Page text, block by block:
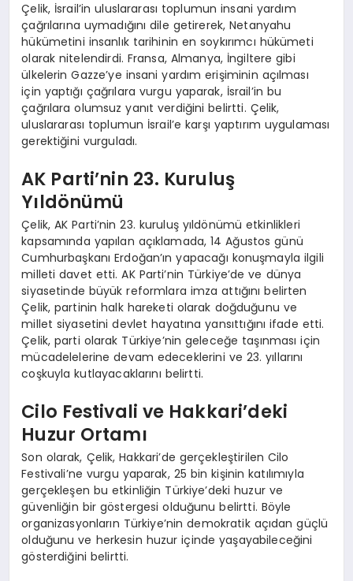
Çelik, İsrail’in uluslararası toplumun insani yardım
çağrılarına uymadığını dile getirerek, Netanyahu
hükümetini insanlık tarihinin en soykırımcı hükümeti
olarak nitelendirdi. Fransa, Almanya, İngiltere gibi
ülkelerin Gazze’ye insani yardım erişiminin açılması
için yaptığı çağrılara vurgu yaparak, İsrail’in bu
çağrılara olumsuz yanıt verdiğini belirtti. Çelik,
uluslararası toplumun İsrail’e karşı yaptırım uygulaması
gerektiğini vurguladı.
AK Parti’nin 23. Kuruluş
Yıldönümü
Çelik, AK Parti’nin 23. kuruluş yıldönümü etkinlikleri
kapsamında yapılan açıklamada, 14 Ağustos günü
Cumhurbaşkanı Erdoğan’ın yapacağı konuşmayla ilgili
milleti davet etti. AK Parti’nin Türkiye’de ve dünya
siyasetinde büyük reformlara imza attığını belirten
Çelik, partinin halk hareketi olarak doğduğunu ve
millet siyasetini devlet hayatına yansıttığını ifade etti.
Çelik, parti olarak Türkiye’nin geleceğe taşınması için
mücadelelerine devam edeceklerini ve 23. yıllarını
coşkuyla kutlayacaklarını belirtti.
Cilo Festivali ve Hakkari’deki
Huzur Ortamı
Son olarak, Çelik, Hakkari’de gerçekleştirilen Cilo
Festivali’ne vurgu yaparak, 25 bin kişinin katılımıyla
gerçekleşen bu etkinliğin Türkiye’deki huzur ve
güvenliğin bir göstergesi olduğunu belirtti. Böyle
organizasyonların Türkiye’nin demokratik açıdan güçlü
olduğunu ve herkesin huzur içinde yaşayabileceğini
gösterdiğini belirtti.